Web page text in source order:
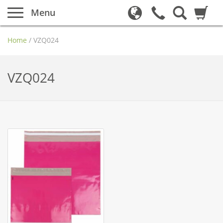
Menu
Home / VZQ024
VZQ024